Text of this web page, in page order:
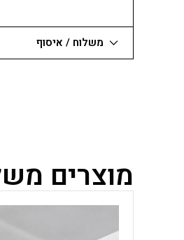
משלוח / איסוף
מוצרים